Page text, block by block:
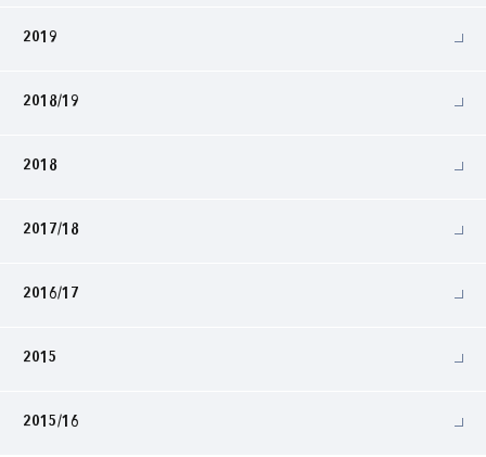
2019
2018/19
2018
2017/18
2016/17
2015
2015/16